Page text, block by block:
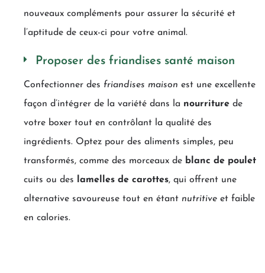
nouveaux compléments pour assurer la sécurité et
l’aptitude de ceux-ci pour votre animal.
Proposer des friandises santé maison
Confectionner des friandises maison est une excellente
façon d’intégrer de la variété dans la nourriture de
votre boxer tout en contrôlant la qualité des
ingrédients. Optez pour des aliments simples, peu
transformés, comme des morceaux de blanc de poulet
cuits ou des
lamelles de carottes, qui offrent une
alternative savoureuse tout en étant nutritive et faible
en calories.